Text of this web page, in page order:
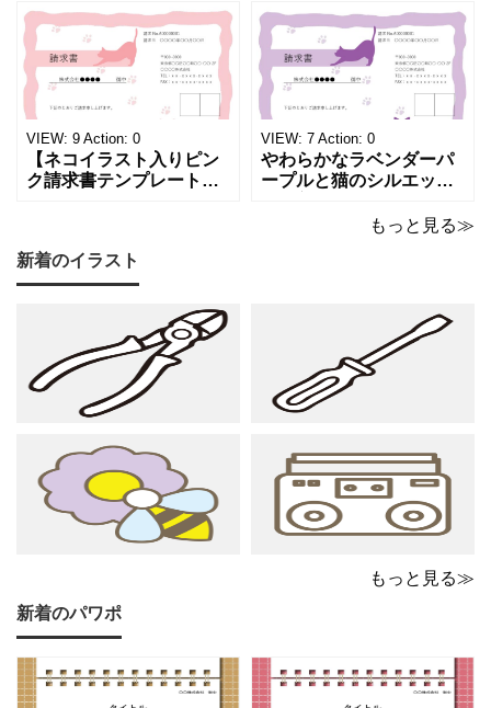
チックな請求書雛形で
す。パステルピンクやラ
ベンダーの色彩がやわら
かな質感を生み出し、受
け取った相手の心をくす
ぐる特別な仕上がりとな
っています。 ハンドメイ
ド雑貨、コスメブラン
感あふれるライトブルー
背景に、ジュエルモチー
フを散りばめた煌びやか
な請求書素材です。清潔
感と高級感が同居するデ
ザインは、クライアント
に信頼感と華やかな印象
を同時に届けます
VIEW: 9 Action: 0
【ネコイラスト入りピン
ク請求書テンプレート
ーの猫デザイン請求書雛
形です。波打ちフレーム
の中に描かれたキャット
シルエットや小さな肉球
モチーフが、ビジネス文
書にさりげない
VIEW: 7 Action: 0
やわらかなラベンダーパ
ープルと猫のシルエット
おしゃれな請求書フォー
出したいときにも活躍し
ます。 猫カフェやトリミ
ングサロン
もっと見る≫
新着のイラスト
もっと見る≫
新着のパワポ